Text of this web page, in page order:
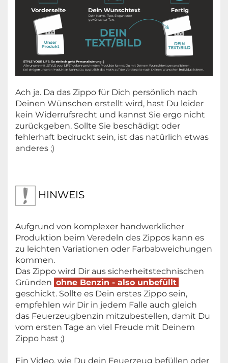
Ach ja. Da das Zippo für Dich persönlich nach
Deinen Wünschen erstellt wird, hast Du leider
kein Widerrufsrecht und kannst Sie ergo nicht
zurückgeben. Sollte Sie beschädigt oder
fehlerhaft bedruckt sein, ist das natürlich etwas
anderes ;)
HINWEIS
Aufgrund von komplexer handwerklicher
Produktion beim Veredeln des Zippos kann es
zu leichten Variationen oder Farbabweichungen
kommen.
Das Zippo wird Dir aus sicherheitstechnischen
Gründen ohne Benzin - also unbefüllt
geschickt. Sollte es Dein erstes Zippo sein,
empfehlen wir Dir in jedem Falle auch gleich
das Feuerzeugbenzin mitzubestellen, damit Du
vom ersten Tage an viel Freude mit Deinem
Zippo hast ;)
Ein Video, wie Du dein Feuerzeug befüllen oder